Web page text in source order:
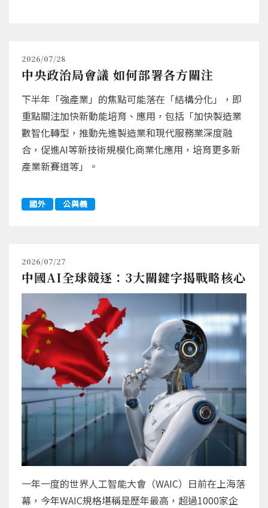
2026/07/28
中央政治局會議 如何部署各方關注
下半年「強產業」的焦點可能落在「結構分化」，即
重點關注加快新動能培育、應用，包括「加快製造業
數智化轉型，推動先進製造業和現代服務業深度融
合，促進AI等新技術規模化商業化應用，培育更多新
產業新賽道等」。
國外 公與義
2026/07/27
中國AI全球競逐：3大關鍵字揭戰略核心
一年一度的世界人工智能大會（WAIC）日前在上海落
幕，今年WAIC規格堪稱是歷年最高，超過1000家企